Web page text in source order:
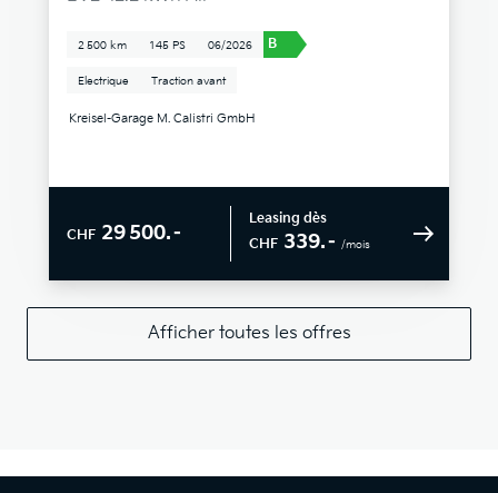
2 500 km 145 PS 06/2026 B
Electrique Traction avant
Kreisel-Garage M. Calistri GmbH
CHF 29 500.–
Leasing dès
CHF 339.– /mois
Afficher toutes les offres